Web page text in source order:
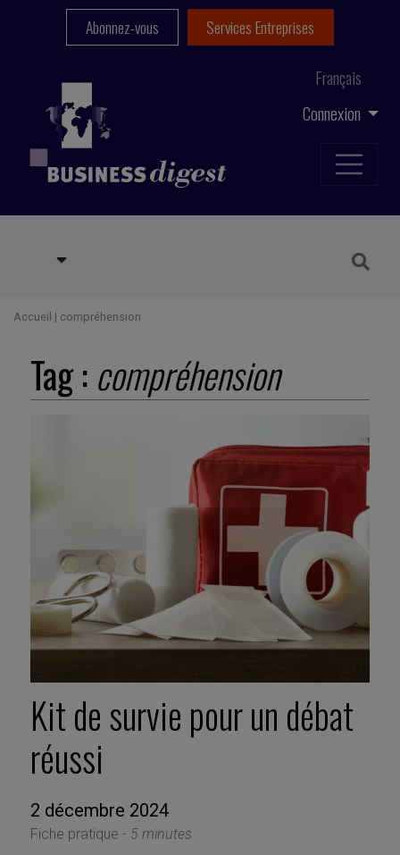
Connexion
Français
Abonnez-vous Services Entreprises
Accueil | compréhension
Tag : compréhension
Kit de survie pour un débat
réussi
2 décembre 2024
Fiche pratique - 5 minutes